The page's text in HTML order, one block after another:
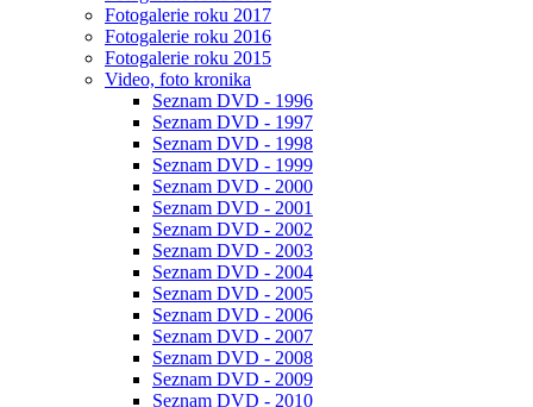
Fotogalerie roku 2017
Fotogalerie roku 2016
Fotogalerie roku 2015
Video, foto kronika
Seznam DVD - 1996
Seznam DVD - 1997
Seznam DVD - 1998
Seznam DVD - 1999
Seznam DVD - 2000
Seznam DVD - 2001
Seznam DVD - 2002
Seznam DVD - 2003
Seznam DVD - 2004
Seznam DVD - 2005
Seznam DVD - 2006
Seznam DVD - 2007
Seznam DVD - 2008
Seznam DVD - 2009
Seznam DVD - 2010